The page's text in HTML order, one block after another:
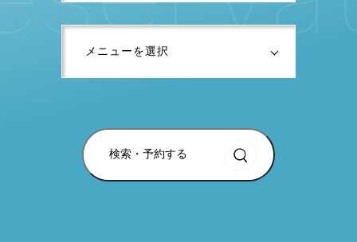
検索・予約する